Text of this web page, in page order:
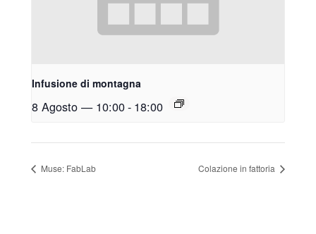
Infusione di montagna
8 Agosto — 10:00- 18:00
Muse: FabLab Colazione in fattoria